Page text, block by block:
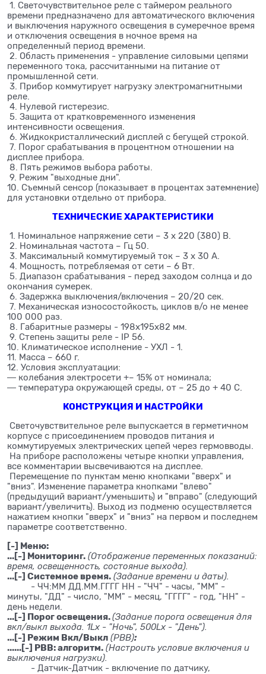
1. Светочувствительное реле с таймером реального
времени предназначено для автоматического включения
и выключения наружного освещения в сумеречное время
и отключения освещения в ночное время на
определенный период времени.
2. Область применения - управление силовыми цепями
переменного тока, рассчитанными на питание от
промышленной сети.
3. Прибор коммутирует нагрузку электромагнитными
реле.
4. Нулевой гистерезис.
5. Защита от кратковременного изменения
интенсивности освещения.
6. Жидкокристаллический дисплей с бегущей строкой.
7. Порог срабатывания в процентном отношении на
дисплее прибора.
8. Пять режимов выбора работы.
9. Режим "выходные дни".
10. Съемный сенсор (показывает в процентах затемнение)
для установки отдельно от прибора.
ТЕХНИЧЕСКИЕ ХАРАКТЕРИСТИКИ
1. Номинальное напряжение сети – 3 х 220 (380) В.
2. Номинальная частота – Гц 50.
3. Максимальный коммутируемый ток – 3 х 30 А.
4. Мощность, потребляемая от сети – 6 Вт.
5. Диапазон срабатывания - перед заходом солнца и до
окончания сумерек.
6. Задержка выключения/включения – 20/20 сек.
7. Механическая износостойкость, циклов в/о не менее
100 000 раз.
8. Габаритные размеры - 198х195х82 мм.
9. Степень защиты реле - IP 56.
10. Климатическое исполнение - УХЛ - 1.
11. Масса – 660 г.
12. Условия эксплуатации:
― колебания электросети +– 15% от номинала;
― температура окружающей среды, от – 25 до + 40 С.
КОНСТРУКЦИЯ И НАСТРОЙКИ
Светочувствительное реле выпускается в герметичном
корпусе с присоединением проводов питания и
коммутируемых электрических цепей через гермовводы.
На приборе расположены четыре кнопки управления,
все комментарии высвечиваются на дисплее.
Перемещение по пунктам меню кнопками "вверх" и
"вниз". Изменение параметра кнопками "влево"
(предыдущий вариант/уменьшить) и "вправо" (следующий
вариант/увеличить). Выход из подменю осуществляется
нажатием кнопки "вверх" и "вниз" на первом и последнем
параметре соответственно.
[-] Меню:
...[-] Мониторинг. (Отображение переменных показаний:
время, освещенность, состояние выхода).
...[-] Системное время. (Задание времени и даты).
- ЧЧ:ММ ДД.ММ.ГГГГ НН - "ЧЧ" - часы, "ММ" -
минуты, "ДД" - число, "ММ" - месяц, "ГГГГ" - год, "НН" -
день недели.
...[-] Порог освещения.(Задание порога освещения для
вкл/выкл выхода. 1Lx - "Ночь", 500Lx - "День").
...[-] Режим Вкл/Выкл (РВВ):
......[-] РВВ: алгоритм. (Настроить условие включения и
выключения нагрузки).
- Датчик-Датчик - включение по датчику,